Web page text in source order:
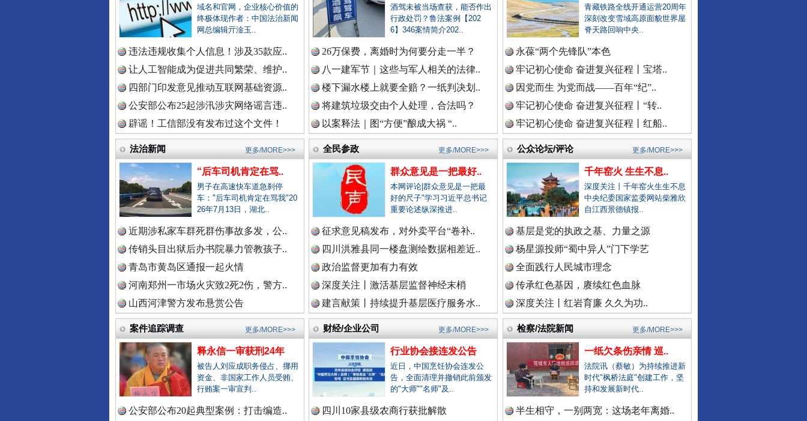
公务员考生笔试面试第一落选？
中标公告套网络人名，湖北通报
南宁通报“一教师脚踢小学生”
周知！公安部这个举报平台上线..
村民“从小被父母砍手割耳”？
民警走访吓得家里老人欲轻生？
安徽颍上县红星镇发布道歉声明
医院弄错CT女子被误诊“绝症”
驾车致4死,审理时开贫困证明？
濉溪县通报黑臭水体流入农灌区
官方通报周口六院医生坠楼身亡
景区摩托车收费带路设置路障？
男子曝妻子和公职人员多次开房
女子自曝怀孕时摆烂丈夫是副处
警察违停致摩托司机追尾死亡？
三亚再通报游客被不明物咬伤离..
社区书记开车追撵女子撞伤2人
医院回应要求先献血再输血致人..
虎门通报“4车道变3车道车祸”
爆破拆火车站致周边房屋裂缝？
一医院涉嫌在中药里添加安眠药
柳州鱼峰区教育局发布辟谣声明
福建中医药大学附属人民医院：..
中国企业新闻网.中国
中国农业新闻网.中国
中国视频新闻网.中国
中国廉政法纪网.中国
中国律师在线.中国
中国参政网.中国
中国全民新闻网.中国
一枚“钉子”竟然扎入要害部门 生态调度“流量密码” 总书记与全民健身的故事
雄关漫道展新颜 “文明之鹰-2025”联训 外交部发布重磅视频：《不跪！》
域名和官网，企业核心价值的
终极体现作者：中国法治新闻
网总编辑亓淦玉..
违法违规收集个人信息！涉及35款应..
让人工智能成为促进共同繁荣、维护..
四部门印发意见推动互联网基础资源..
公安部公布25起涉汛涉灾网络谣言违..
辟谣！工信部没有发布过这个文件！
酒驾未被当场查获，能否作出
行政处罚？鲁法案例【202
6】346案情简介202..
26万保费，离婚时为何要分走一半？
八一建军节｜这些与军人相关的法律..
楼下漏水楼上就要全赔？一纸判决划..
将建筑垃圾交由个人处理，合法吗？
以案释法｜图“方便”酿成大祸 “..
青藏铁路全线开通运营20周年
深刻改变雪域高原面貌世界屋
脊天路回响中央..
永葆“两个先锋队”本色
牢记初心使命 奋进复兴征程丨宝塔..
因党而生 为党而战——百年“纪”..
牢记初心使命 奋进复兴征程丨“转..
牢记初心使命 奋进复兴征程丨红船..
法治新闻
“后车司机肯定在骂..
男子在高速快车道急刹停
车："后车司机肯定在骂我"20
26年7月13日，湖北..
近期涉私家车群死群伤事故多发，公..
传销头目出狱后办书院暴力管教孩子..
青岛市黄岛区通报一起火情
河南郑州一市场火灾致2死2伤，警方..
山西河津警方发布悬赏公告
更多/MORE>>> 全民参政
群众意见是一把最好..
本网评论|群众意见是一把最
好的尺子"学习习近平总书记
重要论述纵深推进..
征求意见稿发布，对外卖平台“卷补..
四川洪雅县同一楼盘测绘数据相差近..
政治监督更加有力有效
深度关注丨激活基层监督神经末梢
建言献策丨持续提升基层医疗服务水..
更多/MORE>>> 公众论坛/评论
千年窑火 生生不息..
深度关注丨千年窑火生生不息
中央纪委国家监委网站柴雅欣
自江西景德镇报..
基层是党的执政之基、力量之源
杨星源投师“蜀中异人”门下学艺
全面践行人民城市理念
传承红色基因，赓续红色血脉
深度关注丨红岩育廉 久久为功..
更多/MORE>>>
案件追踪调查
释永信一审获刑24年
被告人刘应成职务侵占、挪用
资金、非国家工作人员受贿、
行贿案一审宣判..
公安部公布20起典型案例：打击编造..
更多/MORE>>> 财经/企业公司
行业协会接连发公告
近日，中国烹饪协会连发公
告，全面清理并撤销此前颁发
的"大师""名师"及..
四川10家县级农商行获批解散
更多/MORE>>> 检察/法院新闻
一纸欠条伤亲情 巡..
法院讯（蔡敏）为持续推进新
时代"枫桥法庭"创建工作，坚
持和发展新时代..
半生相守，一别两宽：这场老年离婚..
更多/MORE>>>